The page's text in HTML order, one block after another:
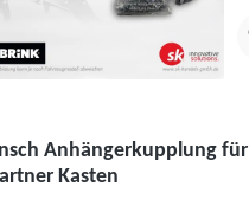
Anhängerkupplung für
Kasten